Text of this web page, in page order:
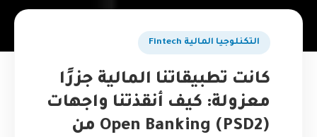
التكنلوجيا المالية Fintech
كانت تطبيقاتنا المالية جزرًا
معزولة: كيف أنقذتنا واجهات
Open Banking (PSD2) من